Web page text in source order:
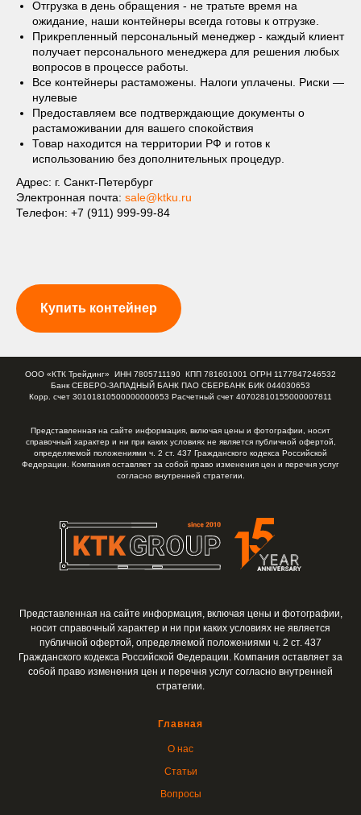
Отгрузка в день обращения - не тратьте время на
ожидание, наши контейнеры всегда готовы к отгрузке.
Прикрепленный персональный менеджер - каждый клиент
получает персонального менеджера для решения любых
вопросов в процессе работы.
Все контейнеры растаможены. Налоги уплачены. Риски —
нулевые
Предоставляем все подтверждающие документы о
растаможивании для вашего спокойствия
Товар находится на территории РФ и готов к
использованию без дополнительных процедур.
Адрес: г. Санкт-Петербург
Электронная почта: sale@ktku.ru
Телефон: +7 (911) 999-99-84
Купить контейнер
ООО «КТК Трейдинг» ИНН 7805711190 КПП 781601001 ОГРН 1177847246532
Банк СЕВЕРО-ЗАПАДНЫЙ БАНК ПАО СБЕРБАНК БИК 044030653
Корр. счет 30101810500000000653 Расчетный счет 40702810155000007811
Представленная на сайте информация, включая цены и фотографии, носит
справочный характер и ни при каких условиях не является публичной офертой,
определяемой положениями ч. 2 ст. 437 Гражданского кодекса Российской
Федерации. Компания оставляет за собой право изменения цен и перечня услуг
согласно внутренней стратегии.
Представленная на сайте информация, включая цены и фотографии,
носит справочный характер и ни при каких условиях не является
публичной офертой, определяемой положениями ч. 2 ст. 437
Гражданского кодекса Российской Федерации. Компания оставляет за
собой право изменения цен и перечня услуг согласно внутренней
стратегии.
Главная
О нас
Статьи
Вопросы